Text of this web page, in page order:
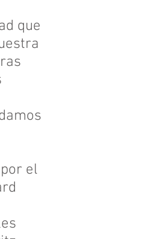
que
el